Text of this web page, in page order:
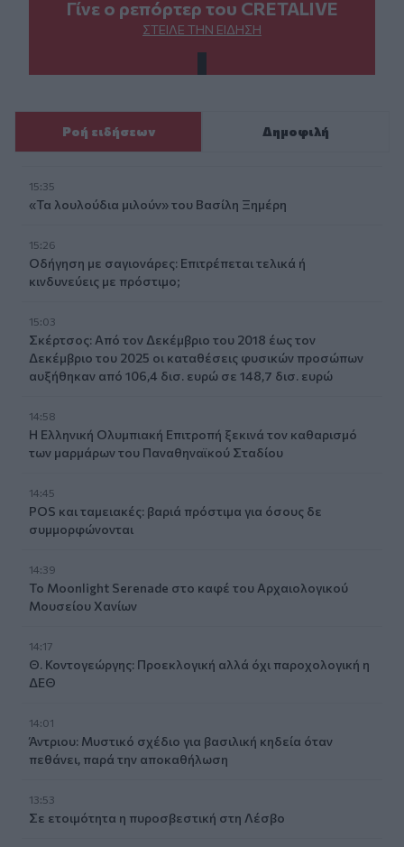
Γίνε ο ρεπόρτερ του CRETALIVE
ΣΤΕΊΛΕ ΤΗΝ ΕΊΔΗΣΗ
Ροή ειδήσεων Δημοφιλή
15:35
«Τα λουλούδια μιλούν» του Βασίλη Ξημέρη
15:26
Οδήγηση με σαγιονάρες: Επιτρέπεται τελικά ή
κινδυνεύεις με πρόστιμο;
15:03
Σκέρτσος: Από τον Δεκέμβριο του 2018 έως τον
Δεκέμβριο του 2025 οι καταθέσεις φυσικών προσώπων
αυξήθηκαν από 106,4 δισ. ευρώ σε 148,7 δισ. ευρώ
14:58
Η Ελληνική Ολυμπιακή Επιτροπή ξεκινά τον καθαρισμό
των μαρμάρων του Παναθηναϊκού Σταδίου
14:45
POS και ταμειακές: βαριά πρόστιμα για όσους δε
συμμορφώνονται
14:39
To Moonlight Serenade στο καφέ του Αρχαιολογικού
Μουσείου Χανίων
14:17
Θ. Κοντογεώργης: Προεκλογική αλλά όχι παροχολογική η
ΔΕΘ
14:01
Άντριου: Μυστικό σχέδιο για βασιλική κηδεία όταν
πεθάνει, παρά την αποκαθήλωση
13:53
Σε ετοιμότητα η πυροσβεστική στη Λέσβο